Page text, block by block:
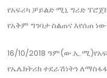
የአፍሪካ ቻይልድ ሚኒ ግሪድ
የአቅም ግንባታ ስልጠና እየሰጠ
16/10/2018
የኤሌክትሪክ ተደራሽነትን